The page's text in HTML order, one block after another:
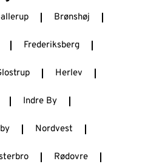
Brønshøj
Frederiksberg
Herlev
Indre By
Nordvest
Rødovre